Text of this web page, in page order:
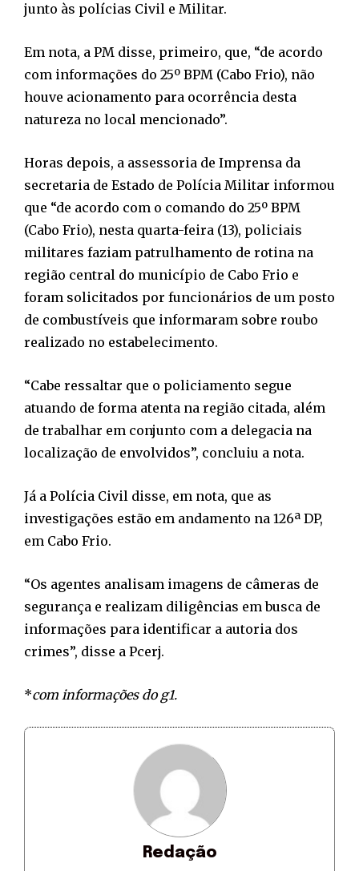
junto às polícias Civil e Militar.
Em nota, a PM disse, primeiro, que, “de acordo
com informações do 25º BPM (Cabo Frio), não
houve acionamento para ocorrência desta
natureza no local mencionado”.
Horas depois, a assessoria de Imprensa da
secretaria de Estado de Polícia Militar informou
que “de acordo com o comando do 25º BPM
(Cabo Frio), nesta quarta-feira (13), policiais
militares faziam patrulhamento de rotina na
região central do município de Cabo Frio e
foram solicitados por funcionários de um posto
de combustíveis que informaram sobre roubo
realizado no estabelecimento.
“Cabe ressaltar que o policiamento segue
atuando de forma atenta na região citada, além
de trabalhar em conjunto com a delegacia na
localização de envolvidos”, concluiu a nota.
Já a Polícia Civil disse, em nota, que as
investigações estão em andamento na 126ª DP,
em Cabo Frio.
“Os agentes analisam imagens de câmeras de
segurança e realizam diligências em busca de
informações para identificar a autoria dos
crimes”, disse a Pcerj.
*com informações do g1.
Redação